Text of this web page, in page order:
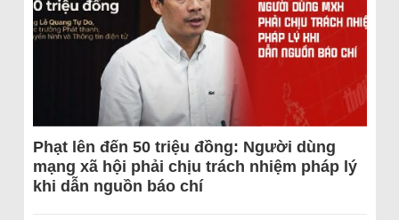
Phạt lên đến 50 triệu đồng: Người dùng
mạng xã hội phải chịu trách nhiệm pháp lý
khi dẫn nguồn báo chí